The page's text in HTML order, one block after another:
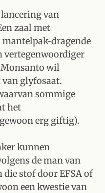
van
zaal met
dragende
vertegenwoordiger
Monsanto wil
van glyfosaat.
sommige
het
erg giftig).
kunnen
de man van
stof door EFSA of
een kwestie van